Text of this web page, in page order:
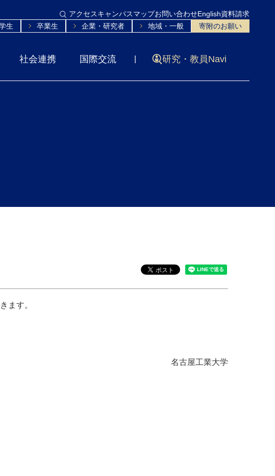
アクセスキャンパスマップお問い合わせEnglish資料請求
生 卒業生 企業・研究者 地域・一般 寄附のお願い
社会連携 国際交流 研究・教員Navi
ます。
名古屋工業大学